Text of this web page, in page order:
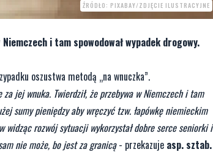
ŹRÓDŁO: PIXABAY/ZDJĘCIE ILUSTRACYJNE
i tam spowodował wypadek drogowy.
oszustwa metodą „na wnuczka”.
jej wnuka. Twierdził, że przebywa w Niemczech i tam
sumy pieniędzy aby wręczyć tzw. łapówkę niemieckim
widząc rozwój sytuacji wykorzystał dobre serce seniorki i
nie może, bo jest za granicą- przekazuje asp. sztab.